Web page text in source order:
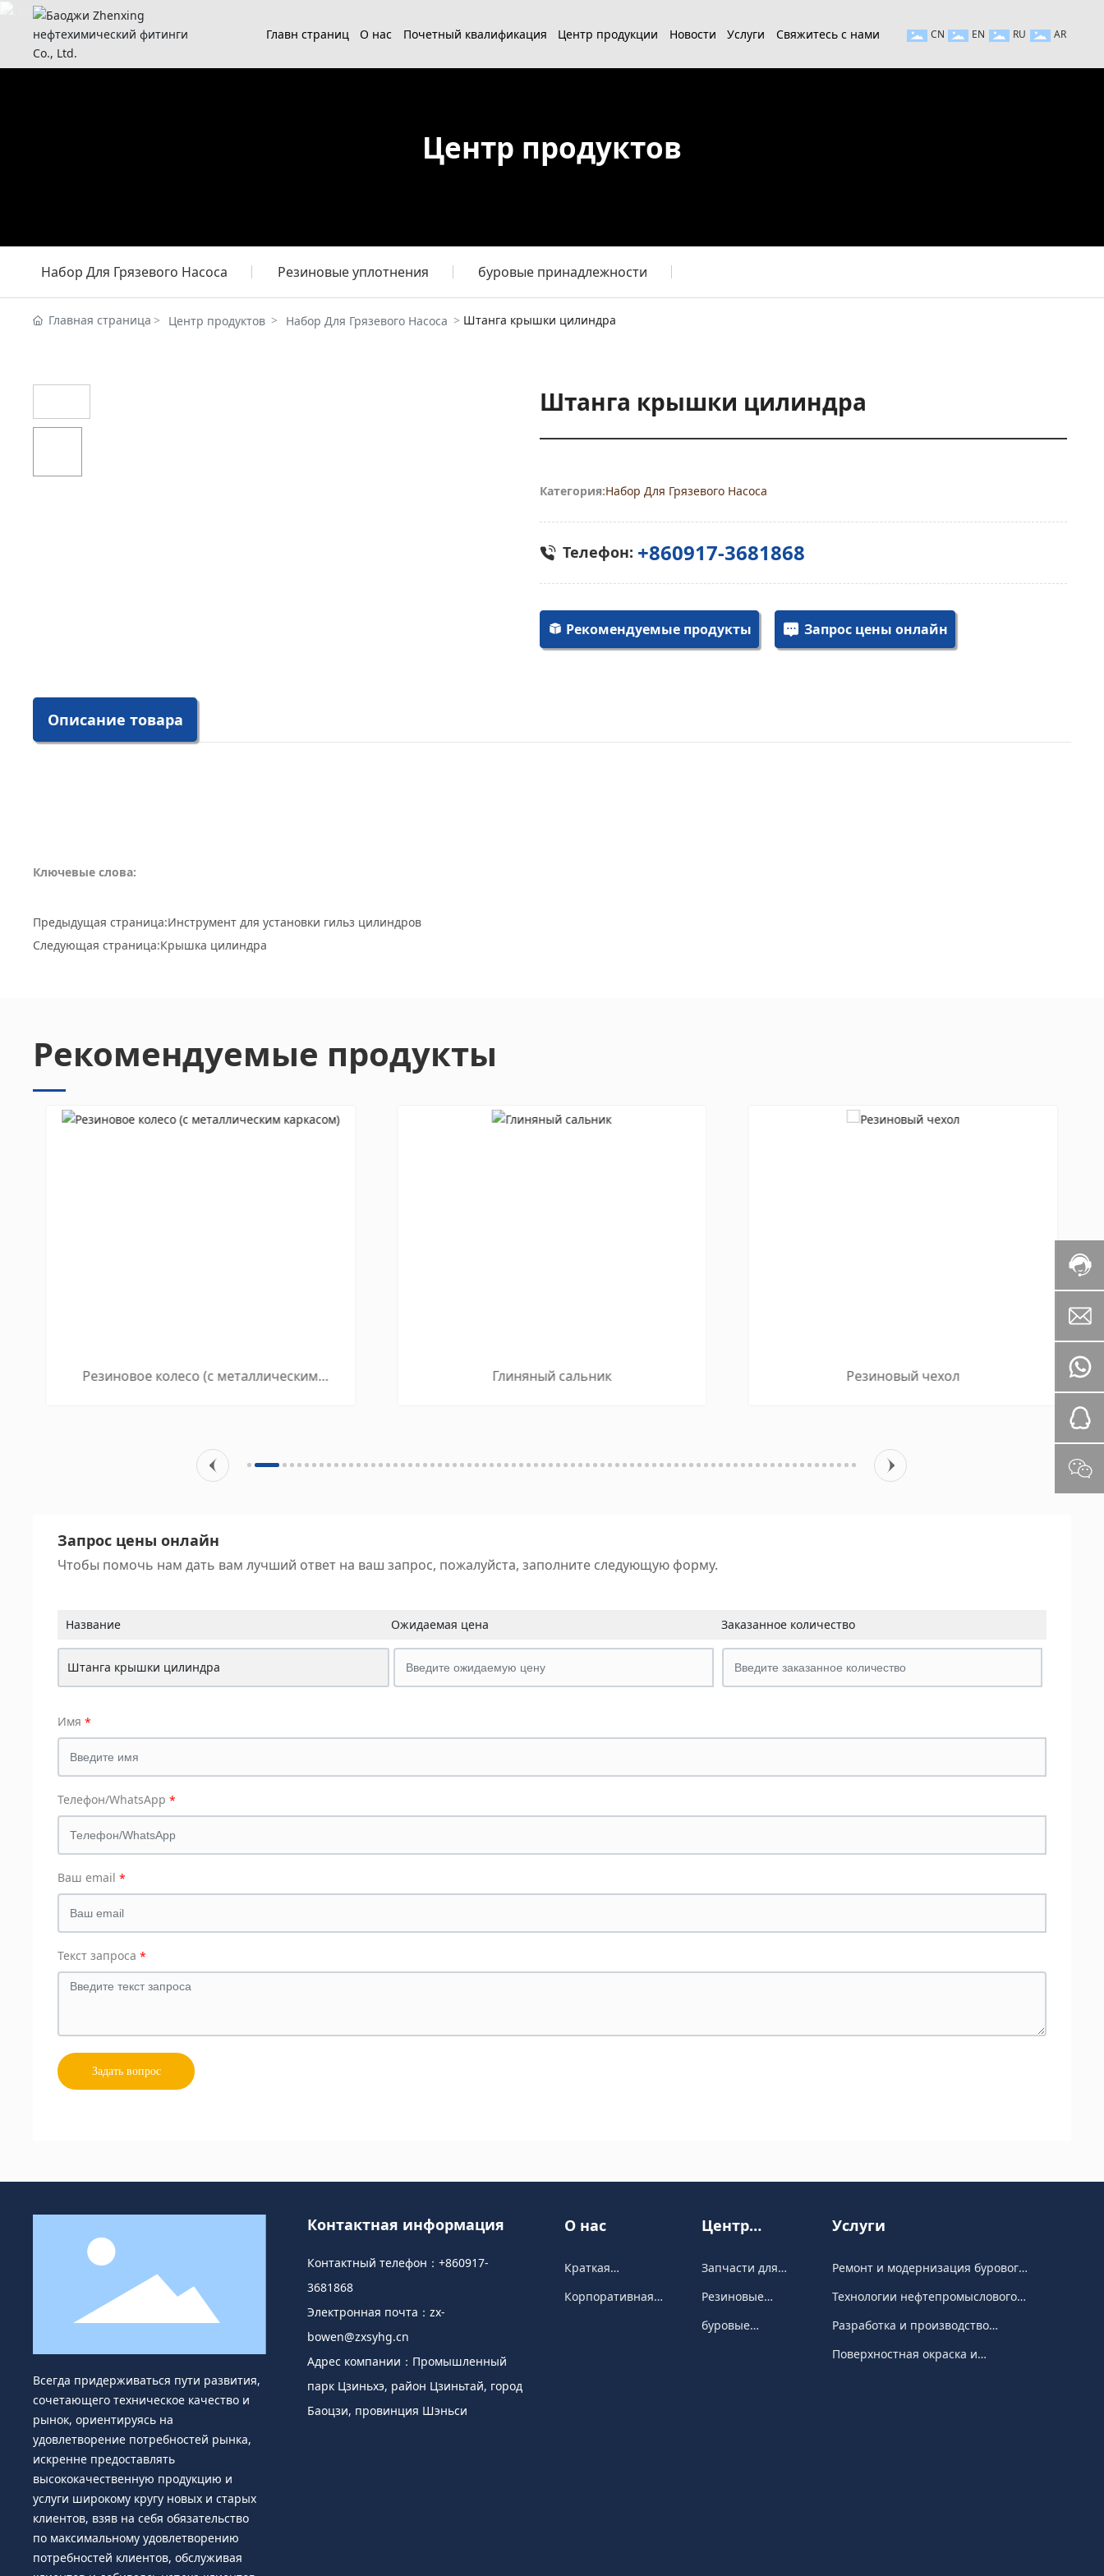
Главн страниц О нас Почетный квалификация Центр продукции Новости Услуги Свяжитесь с нами CN EN RU AR
Центр продуктов
Набор Для Грязевого Насоса Резиновые уплотнения буровые принадлежности
Главная страница Центр продуктов Набор Для Грязевого Насоса Штанга крышки цилиндра
Штанга крышки цилиндра
Категория:Набор Для Грязевого Насоса
Телефон: +860917-3681868
Рекомендуемые продукты Запрос цены онлайн
Описание товара
Ключевые слова:
Предыдущая страница:Инструмент для установки гильз цилиндров
Следующая страница:Крышка цилиндра
Рекомендуемые продукты
Резиновое колесо (с металлическим
Глиняный сальник Резиновый чехол
Запрос цены онлайн
Чтобы помочь нам дать вам лучший ответ на ваш запрос, пожалуйста, заполните следующую форму.
Название Ожидаемая цена Заказанное количество
Штанга крышки цилиндра
Имя
Телефон/WhatsApp
Ваш email
Текст запроса
Задать вопрос
Всегда придерживаться пути развития,
сочетающего техническое качество и
рынок, ориентируясь на
удовлетворение потребностей рынка,
искренне предоставлять
высококачественную продукцию и
услуги широкому кругу новых и старых
клиентов, взяв на себя обязательство
по максимальному удовлетворению
потребностей клиентов, обслуживая
Контактная информация
Контактный телефон： +860917-
3681868
Электронная почта： zx-
bowen@zxsyhg.cn
Адрес компании：Промышленный
парк Цзиньхэ, район Цзиньтай, город
Баоцзи, провинция Шэньси
О нас
Краткая
компании
Корпоративная
Центр
Запчасти для
Резиновые
буровые
Услуги
Ремонт и модернизация бурового
Технологии нефтепромыслового
Разработка и производство
изделий
Поверхностная окраска и